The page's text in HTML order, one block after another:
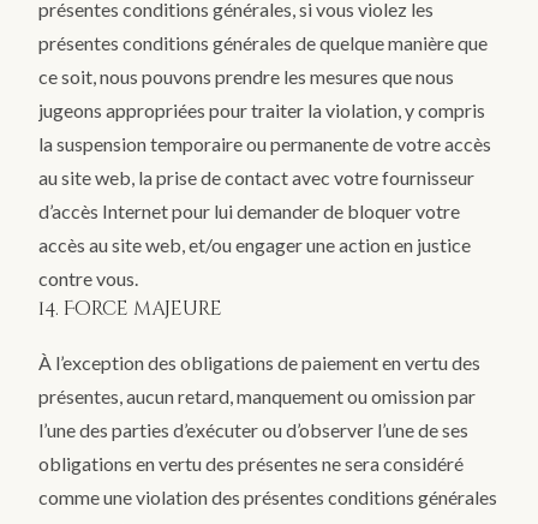
présentes conditions générales, si vous violez les
présentes conditions générales de quelque manière que
ce soit, nous pouvons prendre les mesures que nous
jugeons appropriées pour traiter la violation, y compris
la suspension temporaire ou permanente de votre accès
au site web, la prise de contact avec votre fournisseur
d’accès Internet pour lui demander de bloquer votre
accès au site web, et/ou engager une action en justice
contre vous.
14. Force majeure
À l’exception des obligations de paiement en vertu des
présentes, aucun retard, manquement ou omission par
l’une des parties d’exécuter ou d’observer l’une de ses
obligations en vertu des présentes ne sera considéré
comme une violation des présentes conditions générales